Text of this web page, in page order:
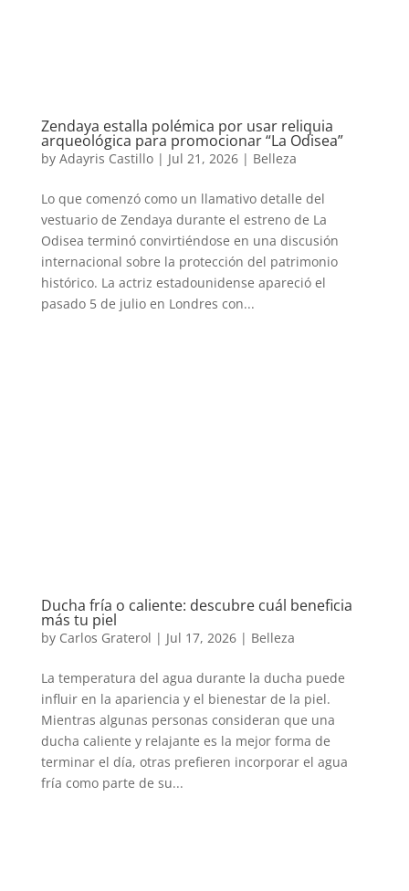
Zendaya estalla polémica por usar reliquia
arqueológica para promocionar “La Odisea”
by Adayris Castillo| Jul 21, 2026| Belleza
Lo que comenzó como un llamativo detalle del
vestuario de Zendaya durante el estreno de La
Odisea terminó convirtiéndose en una discusión
internacional sobre la protección del patrimonio
histórico. La actriz estadounidense apareció el
pasado 5 de julio en Londres con...
Ducha fría o caliente: descubre cuál beneficia
más tu piel
by Carlos Graterol | Jul 17, 2026| Belleza
La temperatura del agua durante la ducha puede
influir en la apariencia y el bienestar de la piel.
Mientras algunas personas consideran que una
ducha caliente y relajante es la mejor forma de
terminar el día, otras prefieren incorporar el agua
fría como parte de su...